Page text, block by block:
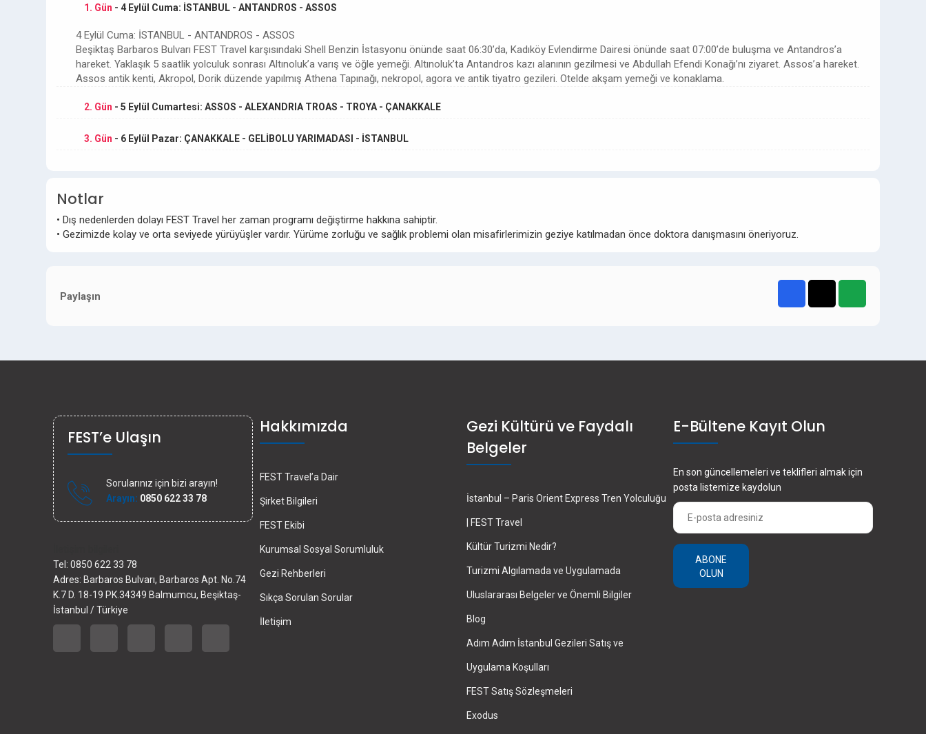
1. Gün - 4 Eylül Cuma: İSTANBUL - ANTANDROS - ASSOS
4 Eylül Cuma: İSTANBUL - ANTANDROS - ASSOS
Beşiktaş Barbaros Bulvarı FEST Travel karşısındaki Shell Benzin İstasyonu önünde saat 06:30’da, Kadıköy Evlendirme Dairesi önünde saat 07:00’de buluşma ve Antandros’a
hareket. Yaklaşık 5 saatlik yolculuk sonrası Altınoluk’a varış ve öğle yemeği. Altınoluk’ta Antandros kazı alanının gezilmesi ve Abdullah Efendi Konağı’nı ziyaret. Assos’a hareket.
Assos antik kenti, Akropol, Dorik düzende yapılmış Athena Tapınağı, nekropol, agora ve antik tiyatro gezileri. Otelde akşam yemeği ve konaklama.
2. Gün - 5 Eylül Cumartesi: ASSOS - ALEXANDRIA TROAS - TROYA - ÇANAKKALE
3. Gün - 6 Eylül Pazar: ÇANAKKALE - GELİBOLU YARIMADASI - İSTANBUL
Notlar
• Dış nedenlerden dolayı FEST Travel her zaman programı değiştirme hakkına sahiptir.
• Gezimizde kolay ve orta seviyede yürüyüşler vardır. Yürüme zorluğu ve sağlık problemi olan misafirlerimizin geziye katılmadan önce doktora danışmasını öneriyoruz.
Paylaşın
FEST’e Ulaşın
Sorularınız için bizi arayın!
Arayın: 0850 622 33 78
Tel: 0850 622 33 78
Adres: Barbaros Bulvarı, Barbaros Apt. No.74
K.7 D. 18-19 PK.34349 Balmumcu, Beşiktaş-
İstanbul / Türkiye
Hakkımızda
FEST Travel’a Dair
Şirket Bilgileri
FEST Ekibi
Kurumsal Sosyal Sorumluluk
Gezi Rehberleri
Sıkça Sorulan Sorular
İletişim
Gezi Kültürü ve Faydalı
Belgeler
İstanbul – Paris Orient Express Tren Yolculuğu
| FEST Travel
Kültür Turizmi Nedir?
Turizmi Algılamada ve Uygulamada
Uluslararası Belgeler ve Önemli Bilgiler
Blog
Adım Adım İstanbul Gezileri Satış ve
Uygulama Koşulları
FEST Satış Sözleşmeleri
Exodus
E-Bültene Kayıt Olun
En son güncellemeleri ve teklifleri almak için
posta listemize kaydolun
ABONE
OLUN